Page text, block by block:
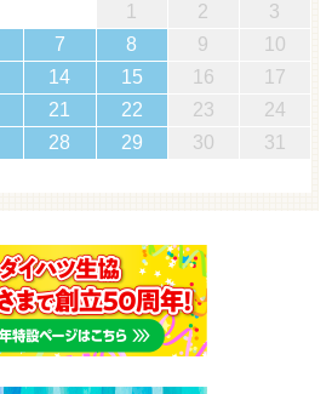
1 2
3
7 8 9
10
14 15 16
17
21 22 23
24
28 29 30 31